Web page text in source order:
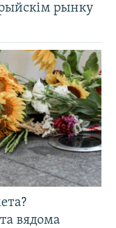
рынку
вядома